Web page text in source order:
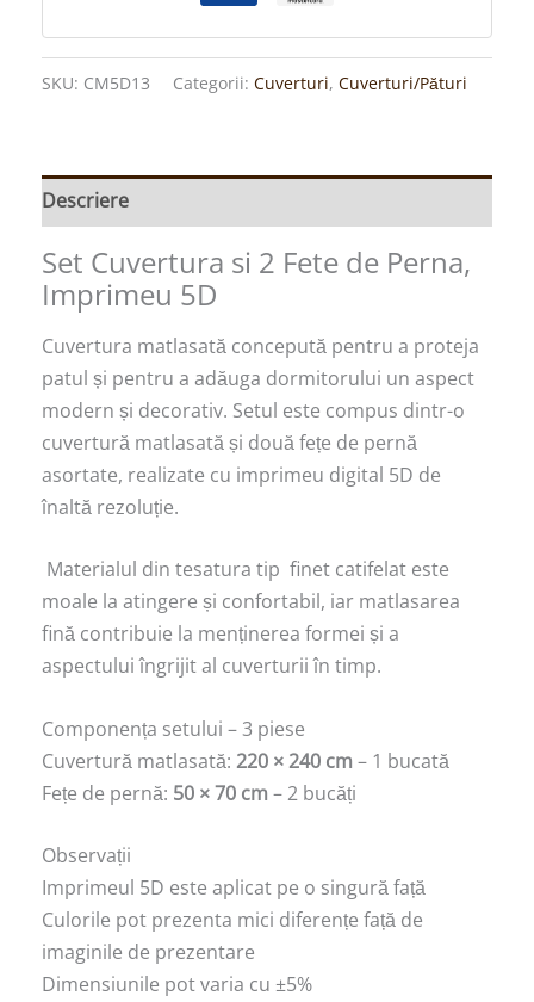
SKU: CM5D13 Categorii: Cuverturi, Cuverturi/Pături
Descriere
Set Cuvertura si 2 Fete de Perna,
Imprimeu 5D
Cuvertura matlasată concepută pentru a proteja
patul și pentru a adăuga dormitorului un aspect
modern și decorativ. Setul este compus dintr-o
cuvertură matlasată și două fețe de pernă
asortate, realizate cu imprimeu digital 5D de
înaltă rezoluție.
Materialul din tesatura tip finet catifelat este
moale la atingere și confortabil, iar matlasarea
fină contribuie la menținerea formei și a
aspectului îngrijit al cuverturii în timp.
Componența setului – 3 piese
Cuvertură matlasată: 220 × 240 cm – 1 bucată
Fețe de pernă: 50 × 70 cm – 2 bucăți
Observații
Imprimeul 5D este aplicat pe o singură față
Culorile pot prezenta mici diferențe față de
imaginile de prezentare
Dimensiunile pot varia cu ±5%